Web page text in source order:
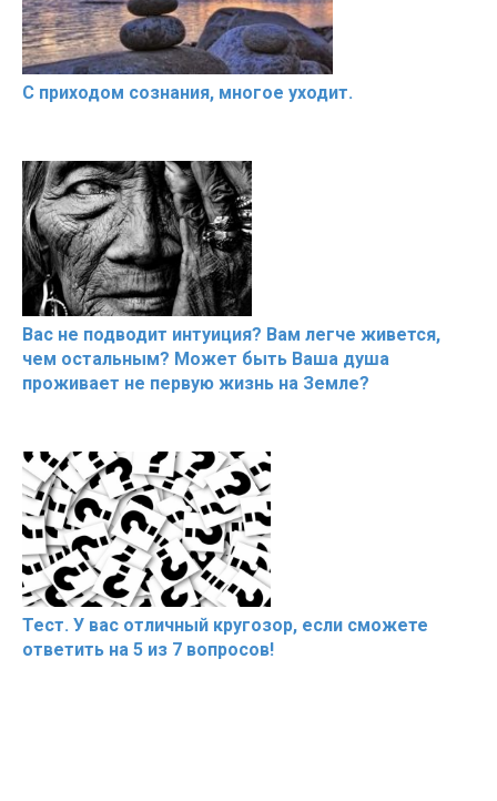
С приходом сознания, многое уходит.
Вас не подводит интуиция? Вам легче живется,
чем остальным? Может быть Ваша душа
проживает не первую жизнь на Земле?
Тест. У вас отличный кругозор, если сможете
ответить на 5 из 7 вопросов!